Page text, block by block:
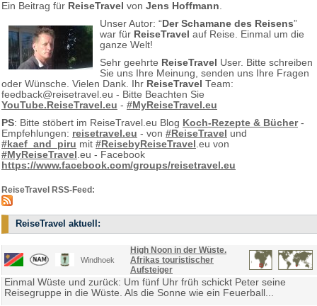
Ein Beitrag für ReiseTravel von Jens Hoffmann.
Unser Autor: “ Der Schamane des Reisens”
war für ReiseTravel auf Reise. Einmal um die
ganze Welt!
Sehr geehrte ReiseTravel User. Bitte schreiben
Sie uns Ihre Meinung, senden uns Ihre Fragen
oder Wünsche. Vielen Dank. Ihr ReiseTravel Team:
feedback@reisetravel.eu - Bitte Beachten Sie
YouTube.ReiseTravel.eu - #MyReiseTravel.eu
PS: Bitte stöbert im ReiseTravel.eu Blog Koch-Rezepte & Bücher-
Empfehlungen: reisetravel.eu - von #ReiseTravel und
#kaef_and_piru mit #ReisebyReiseTravel .eu von
#MyReiseTravel .eu - Facebook
https://www.facebook.com/groups/reisetravel.eu
ReiseTravel RSS-Feed:
ReiseTravel aktuell:
Windhoek
High Noon in der Wüste.
Afrikas touristischer
Aufsteiger
Einmal Wüste und zurück: Um fünf Uhr früh schickt Peter seine
Reisegruppe in die Wüste. Als die Sonne wie ein Feuerball...